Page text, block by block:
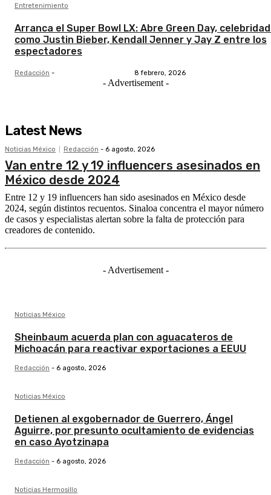
Entretenimiento
Arranca el Super Bowl LX: Abre Green Day,
como Justin Bieber, Kendall Jenner y Jay Z entre los
espectadores
Redacción - 8 febrero, 2026
- Advertisement -
Latest News
Noticias México Redacción - 6 agosto, 2026
Van entre 12 y 19 influencers asesinados en
México desde 2024
Entre 12 y 19 influencers han sido asesinados en México desde
2024, según distintos recuentos. Sinaloa concentra el mayor número
de casos y especialistas alertan sobre la falta de protección para
creadores de contenido.
- Advertisement -
Noticias México
Sheinbaum acuerda plan con aguacateros de
Michoacán para reactivar exportaciones a EEUU
Redacción - 6 agosto, 2026
Noticias México
Detienen al exgobernador de Guerrero, Ángel
Aguirre, por presunto ocultamiento de evidencias
en caso Ayotzinapa
Redacción - 6 agosto, 2026
Noticias Hermosillo